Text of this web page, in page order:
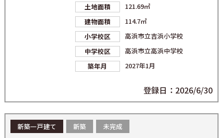
土地面積
121.69㎡
建物面積
114.7㎡
小学校区
高浜市立吉浜小学校
中学校区
高浜市立高浜中学校
築年月
2027年1月
登録日：2026/6/30
新築一戸建て 新築 未完成